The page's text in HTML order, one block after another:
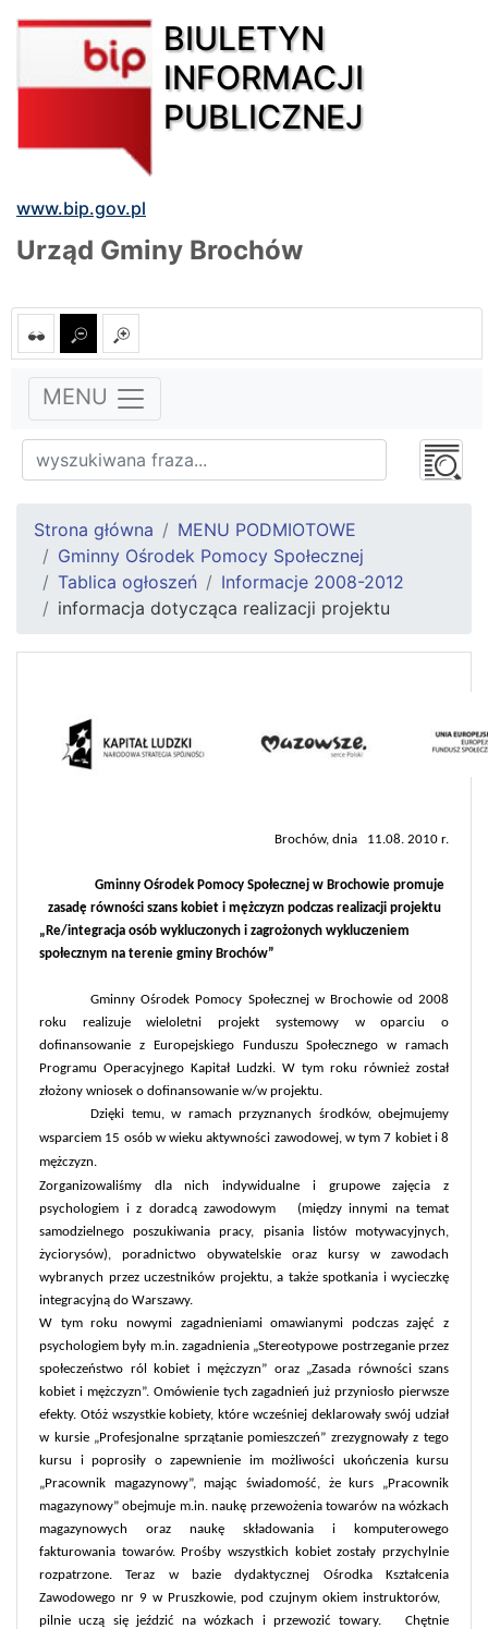
BIULETYN
INFORMACJI
PUBLICZNEJ
www.bip.gov.pl
Urząd Gminy Brochów
MENU
Strona główna
MENU PODMIOTOWE
Gminny Ośrodek Pomocy Społecznej
Tablica ogłoszeń
Informacje 2008-2012
informacja dotycząca realizacji projektu
Brochów, dnia 11.08. 2010 r.
Gminny Ośrodek Pomocy Społecznej w Brochowie promuje
zasadę równości szans kobiet i mężczyzn podczas realizacji projektu
„Re/integracja osób wykluczonych i zagrożonych wykluczeniem
społecznym na terenie gminy Brochów”
Gminny Ośrodek Pomocy Społecznej w Brochowie od 2008
roku realizuje wieloletni projekt systemowy w oparciu o
dofinansowanie z Europejskiego Funduszu Społecznego w ramach
Programu Operacyjnego Kapitał Ludzki. W tym roku również został
złożony wniosek o dofinansowanie w/w projektu.
Dzięki temu, w ramach przyznanych środków, obejmujemy
wsparciem 15 osób w wieku aktywności zawodowej, w tym 7 kobiet i 8
mężczyzn.
Zorganizowaliśmy dla nich indywidualne i grupowe zajęcia z
psychologiem i z doradcą zawodowym
(między innymi na temat
samodzielnego poszukiwania pracy, pisania listów motywacyjnych,
życiorysów), poradnictwo obywatelskie oraz kursy w zawodach
wybranych przez uczestników projektu, a także spotkania i wycieczkę
integracyjną do Warszawy.
W tym roku nowymi zagadnieniami omawianymi podczas zajęć z
psychologiem były m.in. zagadnienia „Stereotypowe postrzeganie przez
społeczeństwo ról kobiet i mężczyzn” oraz „Zasada równości szans
kobiet i mężczyzn”. Omówienie tych zagadnień już przyniosło pierwsze
efekty. Otóż wszystkie kobiety, które wcześniej deklarowały swój udział
w kursie „Profesjonalne sprzątanie pomieszczeń” zrezygnowały z tego
kursu i poprosiły o zapewnienie im możliwości ukończenia kursu
„Pracownik magazynowy”, mając świadomość, że kurs „Pracownik
magazynowy” obejmuje m.in. naukę przewożenia towarów na wózkach
magazynowych oraz naukę składowania i komputerowego
fakturowania towarów. Prośby wszystkich kobiet zostały przychylnie
rozpatrzone. Teraz w bazie dydaktycznej Ośrodka Kształcenia
Zawodowego nr 9 w Pruszkowie, pod czujnym okiem instruktorów,
pilnie uczą się jeździć na wózkach i przewozić towary.
Chętnie